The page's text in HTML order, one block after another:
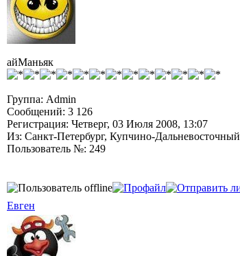
айМаньяк
Группа: Admin
Сообщений: 3 126
Регистрация: Четверг, 03 Июля 2008, 13:07
Из: Санкт-Петербург, Купчино-Дальневосточный
Пользователь №: 249
Евген